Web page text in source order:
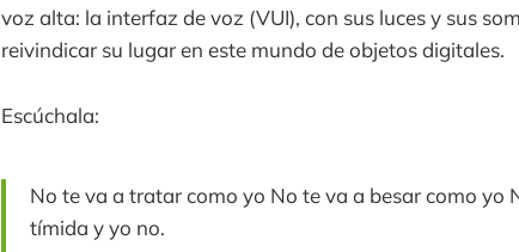
voz alta: la interfaz de voz (VUI), con sus luces y sus
reivindicar su lugar en este mundo de objetos digitales.
Escúchala:
No te va a tratar como yo No te va a besar como yo
tímida y yo no.